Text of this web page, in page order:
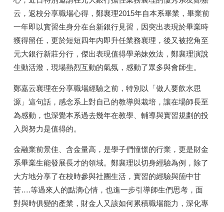
云，返校分享職場心得，鄭襄理2015年自本系畢業，畢業前
一年即以實習生身分在台新銀行見習，因突出表現於畢業時
獲得留任，更於短短四年內即升任業務襄理，後又被挖角至
元大銀行新莊分行，傑出表現值得學弟妹效法，鄭襄理演說
生動活潑，現場熱烈互動的氣氛，感動了眾多與會師生。
鄭嘉云襄理在分享職場經驗之前，特別以「做人要飲水思
源」這句話，感念系上對自己的教導與栽培，讓在場師長至
為感動，也深覺本系過去幾年在教學、輔導與實習規劃的投
入與努力是值得的。
金融業前景佳、含金量高，是學子們憧憬的行業，更是財金
系畢業生能發展長才的領域。鄭襄理以切身經驗為例，除了
大方地分享了在校時參與社團生活，實習的經驗與箇中甘
苦….等過來人的點滴心情，也進一步引導師生們思考，面
對與時俱變的產業，財金人又該如何累積職場能力，深化專